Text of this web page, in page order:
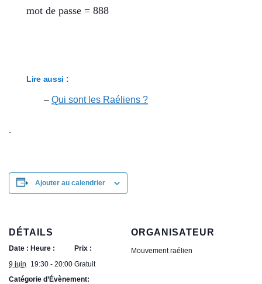
mot de passe = 888
Lire aussi :
– Qui sont les Raéliens ?
.
Ajouter au calendrier
DÉTAILS
Date :
9 juin
Heure :
19:30 - 20:00
Prix :
Gratuit
Catégorie d’Évènement:
ORGANISATEUR
Mouvement raélien